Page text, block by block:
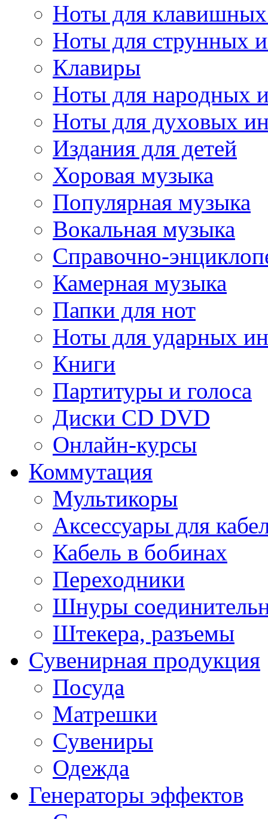
Ноты для клавишных
Ноты для струнных
Клавиры
Ноты для народных
Ноты для духовых
Издания для детей
Хоровая музыка
Популярная музыка
Вокальная музыка
Справочно-
Камерная музыка
Папки для нот
Ноты для ударных
Книги
Партитуры и голоса
Диски CD DVD
Онлайн-курсы
Коммутация
Мультикоры
Аксессуары для
Кабель в бобинах
Переходники
Шнуры
Штекера, разъемы
Сувенирная продукция
Посуда
Матрешки
Сувениры
Одежда
Генераторы эффектов